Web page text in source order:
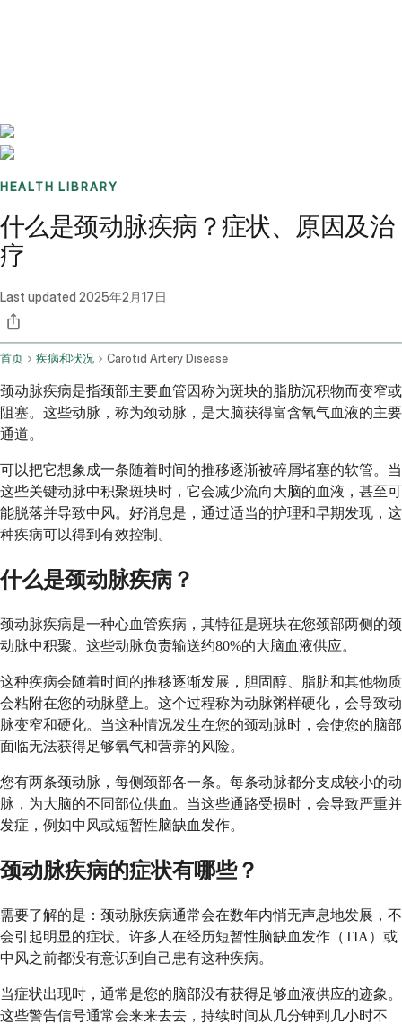
HEALTH LIBRARY
什么是颈动脉疾病？症状、原因及治
疗
Last updated 2025年2月17日
首页 疾病和状况 Carotid Artery Disease
颈动脉疾病是指颈部主要血管因称为斑块的脂肪沉积物而变窄或
阻塞。这些动脉，称为颈动脉，是大脑获得富含氧气血液的主要
通道。
可以把它想象成一条随着时间的推移逐渐被碎屑堵塞的软管。当
这些关键动脉中积聚斑块时，它会减少流向大脑的血液，甚至可
能脱落并导致中风。好消息是，通过适当的护理和早期发现，这
种疾病可以得到有效控制。
什么是颈动脉疾病？
颈动脉疾病是一种心血管疾病，其特征是斑块在您颈部两侧的颈
动脉中积聚。这些动脉负责输送约80%的大脑血液供应。
这种疾病会随着时间的推移逐渐发展，胆固醇、脂肪和其他物质
会粘附在您的动脉壁上。这个过程称为动脉粥样硬化，会导致动
脉变窄和硬化。当这种情况发生在您的颈动脉时，会使您的脑部
面临无法获得足够氧气和营养的风险。
您有两条颈动脉，每侧颈部各一条。每条动脉都分支成较小的动
脉，为大脑的不同部位供血。当这些通路受损时，会导致严重并
发症，例如中风或短暂性脑缺血发作。
颈动脉疾病的症状有哪些？
需要了解的是：颈动脉疾病通常会在数年内悄无声息地发展，不
会引起明显的症状。许多人在经历短暂性脑缺血发作（TIA）或
中风之前都没有意识到自己患有这种疾病。
当症状出现时，通常是您的脑部没有获得足够血液供应的迹象。
这些警告信号通常会来来去去，持续时间从几分钟到几小时不